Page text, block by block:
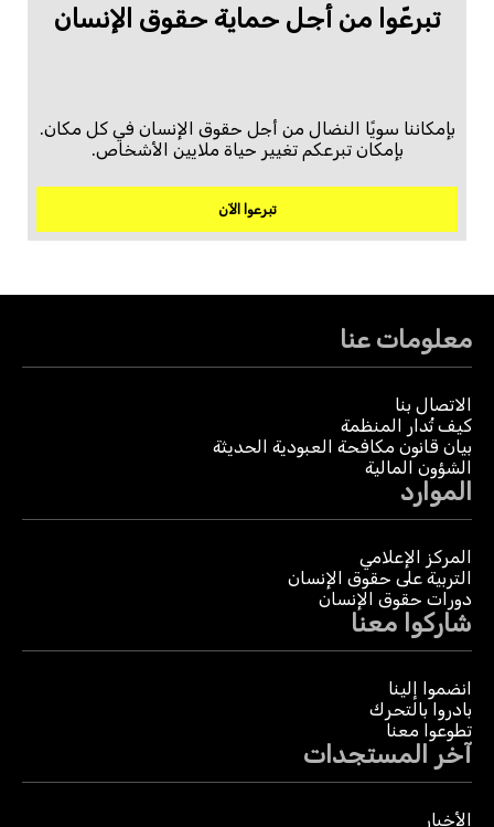
تبرعّوا من أجل حماية حقوق الإنسان
بإمكاننا سويًا النضال من أجل حقوق الإنسان في كل مكان.
بإمكان تبرعكم تغيير حياة ملايين الأشخاص.
تبرعوا الآن
معلومات عنا
الاتصال بنا
كيف تُدار المنظمة
بيان قانون مكافحة العبودية الحديثة
الشؤون المالية
الموارد
المركز الإعلامي
التربية على حقوق الإنسان
دورات حقوق الإنسان
شاركوا معنا
انضموا إلينا
بادروا بالتحرك
تطوعوا معنا
آخر المستجدات
الأخبار